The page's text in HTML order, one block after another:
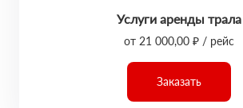
Услуги аренды трала
от 21 000,00 ₽ / рейс
Заказать